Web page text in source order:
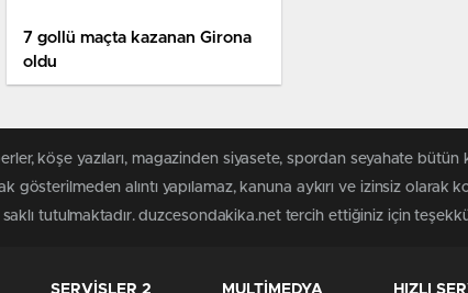
7 gollü maçta kazanan Girona
oldu
köşe yazıları, magazinden siyasete, spordan seyahate
alıntı yapılamaz, kanuna aykırı ve izinsiz olarak
tutulmaktadır. duzcesondakika.net tercih ettiğiniz için
SERVİSLER 2 MULTİMEDYA HIZLI